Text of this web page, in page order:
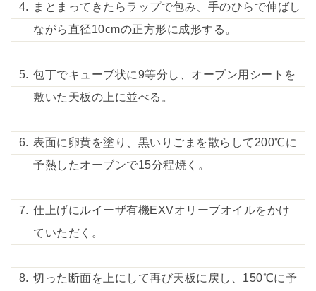
まとまってきたらラップで包み、手のひらで伸ばし
ながら直径10cmの正方形に成形する。
包丁でキューブ状に9等分し、オーブン用シートを
敷いた天板の上に並べる。
表面に卵黄を塗り、黒いりごまを散らして200℃に
予熱したオーブンで15分程焼く。
仕上げにルイーザ有機EXVオリーブオイルをかけ
ていただく。
切った断面を上にして再び天板に戻し、150℃に予